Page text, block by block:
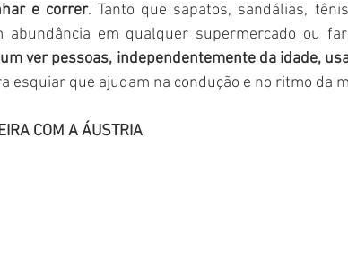
e correr. Tanto que sapatos, sandálias,
em qualquer supermercado ou
ver pessoas, independentemente da idade,
esquiar que ajudam na condução e no ritmo da
COM A ÁUSTRIA